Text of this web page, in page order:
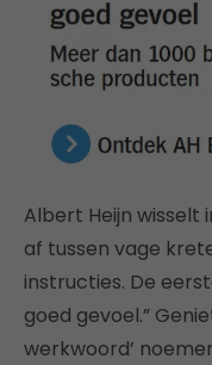
Albert Heijn wisselt
af tussen vage
instructies. De
goed gevoel.”
werkwoord’